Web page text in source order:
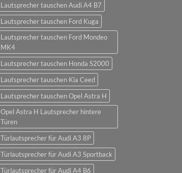
Lautsprecher tauschen Audi A4 B7
Lautsprecher tauschen Ford Kuga
Lautsprecher tauschen Ford Mondeo
MK4
Lautsprecher tauschen Honda S2000
Lautsprecher tauschen Kia Ceed
Lautsprecher tauschen Opel Astra H
Opel Astra H Lautsprecher hintere
Türen
Türlautsprecher für Audi A3 8P
Türlautsprecher für Audi A3 Sportback
Türlautsprecher für Audi A4 B6